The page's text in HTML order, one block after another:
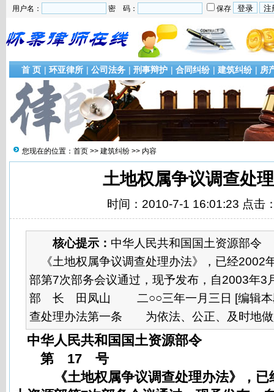
用户名： 密 码： 保存
首 页 | 环亚律所 | 公司法务 | 刑事辩护 | 合同纠纷 | 建筑纠纷 | 房
您现在的位置： 首页 >> 建筑纠纷 >> 内容
土地权属争议调查处
时间：2010-7-1 16:01:23 点击
核心提示： 中华人民共和国国土资
《土地权属争议调查处理办法》，已经2002
部第7次部务会议通过，现予发布，自2003
部 长 田凤山 二○○三年一月三日 [编辑本
查处理办法第一条 为依法、公正、及时地做
中华人民共和国国土资源部令
第 17 号
《土地权属争议调查处理办法》，已